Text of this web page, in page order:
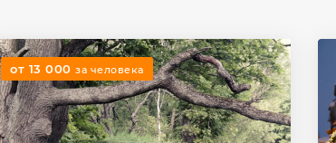
от 13 000 за человека